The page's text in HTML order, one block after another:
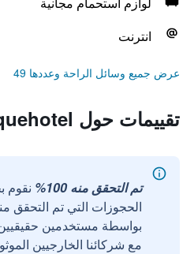
انترنت
عرض جميع وسائل الراحة وعددها 49
تقييمات حول Dcboutiquehotel
تم التحقق منه 100%
نقوم
الحجوزات التي تم التحقق
مع شركائنا الخارجيين